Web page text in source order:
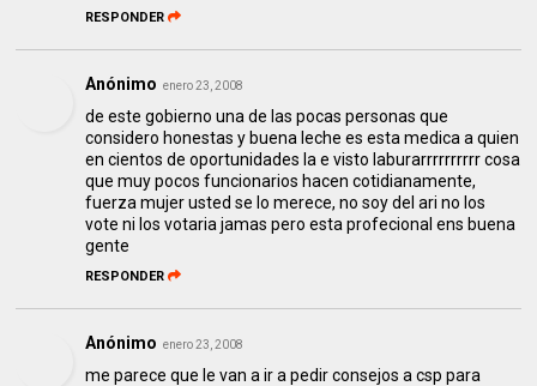
RESPONDER
Anónimo enero 23, 2008
de este gobierno una de las pocas personas que
considero honestas y buena leche es esta medica a quien
en cientos de oportunidades la e visto laburarrrrrrrrrr cosa
que muy pocos funcionarios hacen cotidianamente,
fuerza mujer usted se lo merece, no soy del ari no los
vote ni los votaria jamas pero esta profecional ens buena
gente
RESPONDER
Anónimo enero 23, 2008
me parece que le van a ir a pedir consejos a csp para